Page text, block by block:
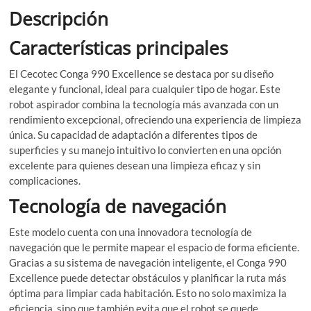
Descripción
Características principales
El Cecotec Conga 990 Excellence se destaca por su diseño
elegante y funcional, ideal para cualquier tipo de hogar. Este
robot aspirador combina la tecnología más avanzada con un
rendimiento excepcional, ofreciendo una experiencia de limpieza
única. Su capacidad de adaptación a diferentes tipos de
superficies y su manejo intuitivo lo convierten en una opción
excelente para quienes desean una limpieza eficaz y sin
complicaciones.
Tecnología de navegación
Este modelo cuenta con una innovadora tecnología de
navegación que le permite mapear el espacio de forma eficiente.
Gracias a su sistema de navegación inteligente, el Conga 990
Excellence puede detectar obstáculos y planificar la ruta más
óptima para limpiar cada habitación. Esto no solo maximiza la
eficiencia, sino que también evita que el robot se quede